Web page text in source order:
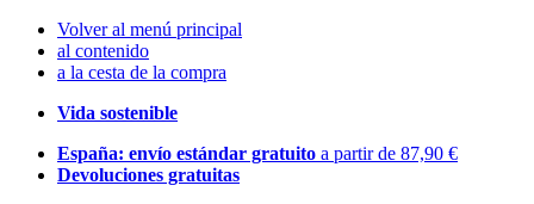
Volver al menú principal
al contenido
a la cesta de la compra
Vida sostenible
España: envío estándar gratuito a partir de 87,90 €
Devoluciones gratuitas